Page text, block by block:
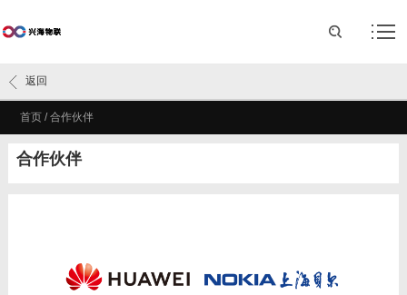
首页 /合作伙伴
返回
合作伙伴